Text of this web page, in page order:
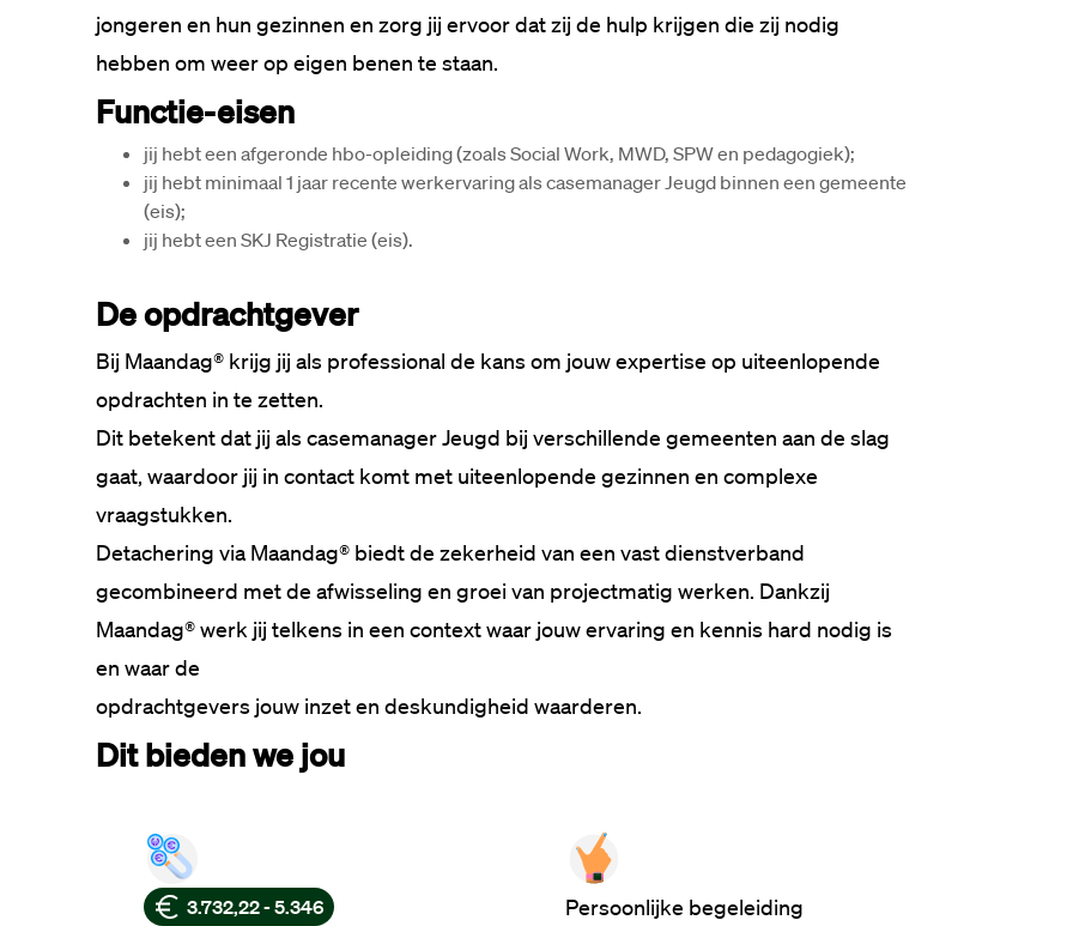
jongeren en hun gezinnen en zorg jij ervoor dat zij de hulp krijgen die zij nodig
Functie-eisen
jij hebt een afgeronde hbo-opleiding (zoals Social Work, MWD, SPW en pedagogiek);
jij hebt minimaal 1 jaar recente werkervaring als casemanager Jeugd binnen een gemeente
(eis);
jij hebt een SKJ Registratie (eis).
De opdrachtgever
Bij Maandag® krijg jij als professional de kans om jouw expertise op uiteenlopende
opdrachten in te zetten.
Dit betekent dat jij als casemanager Jeugd bij verschillende gemeenten aan de slag
gaat, waardoor jij in contact komt met uiteenlopende gezinnen en complexe
vraagstukken.
Detachering via Maandag® biedt de zekerheid van een vast dienstverband
gecombineerd met de afwisseling en groei van projectmatig werken. Dankzij
Maandag® werk jij telkens in een context waar jouw ervaring en kennis hard nodig is
en waar de
opdrachtgevers jouw inzet en deskundigheid waarderen.
Dit bieden we jou
3.732,22 - 5.346
Persoonlijke begeleiding